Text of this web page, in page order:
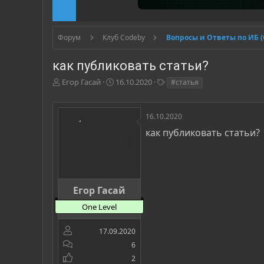
Форум Клуб Codeby Вопросы и Ответы по ИБ
как публиковать статьи?
А
т
Егор Гасай
Д
т
а
16.10.2020
г
и
#статья
Егор Гасай
One Level
17.09.2020
6
2
16.10.2020
как публиковать статьи?